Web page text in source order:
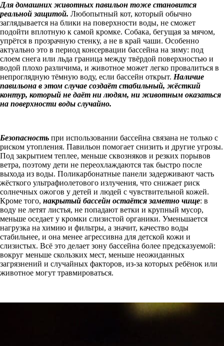
Для домашних животных павильон тоже становится
реальной защитой. Любопытный кот, который обычно
заглядывается на блики на поверхности воды, не сможет
подойти вплотную к самой кромке. Собака, бегущая за мячом,
упрётся в прозрачную стенку, а не в край чаши. Особенно
актуально это в период консервации бассейна на зиму: под
слоем снега или льда граница между твёрдой поверхностью и
водой плохо различима, и животное может легко провалиться в
непроглядную тёмную воду, если бассейн открыт. Наличие
павильона в этом случае создаёт стабильный, жёсткий
контур, который не даёт ни людям, ни животным оказаться
на поверхности воды случайно.
Безопасность при использовании бассейна связана не только с
риском утопления. Павильон помогает снизить и другие угрозы.
Под закрытием теплее, меньше сквозняков и резких порывов
ветра, поэтому дети не переохлаждаются так быстро после
выхода из воды. Поликарбонатные панели задерживают часть
жёсткого ультрафиолетового излучения, что снижает риск
солнечных ожогов у детей и людей с чувствительной кожей.
Кроме того, накрытый бассейн остаётся заметно чище: в
воду не летят листья, не попадают ветки и крупный мусор,
меньше оседает у кромки слизистой органики. Уменьшается
нагрузка на химию и фильтры, а значит, качество воды
стабильнее, и она менее агрессивна для детской кожи и
слизистых. Всё это делает зону бассейна более предсказуемой:
вокруг меньше скользких мест, меньше неожиданных
загрязнений и случайных факторов, из‐за которых ребёнок или
животное могут травмироваться.